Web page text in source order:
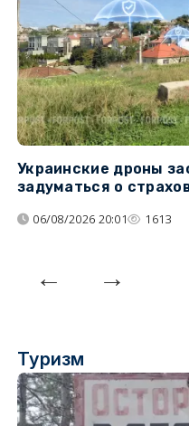
Украинские дроны
задуматься о
06/08/2026 20:01 1613
Туризм